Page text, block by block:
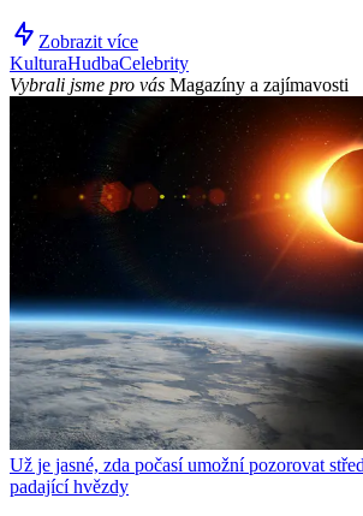
Zobrazit více
KulturaHudbaCelebrity
Vybrali jsme pro vás Magazíny a zajímavosti
Už je jasné, zda počasí umožní pozorovat
padající hvězdy